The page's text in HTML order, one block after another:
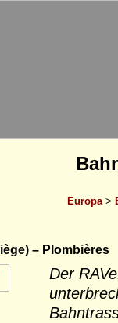
Europa >
– Plombières
Der